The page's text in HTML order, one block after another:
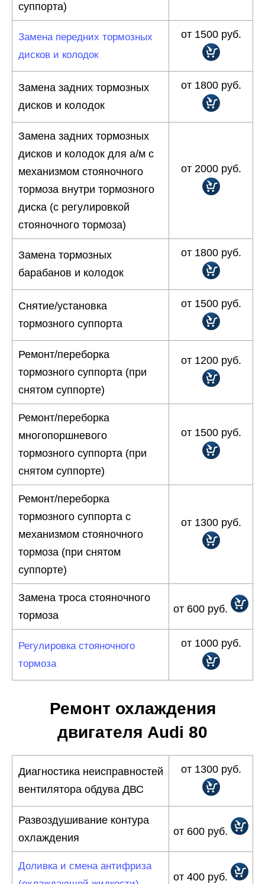
суппорта)
Замена передних тормозных
дисков и колодок
от 1500 руб.
Замена задних тормозных
дисков и колодок
от 1800 руб.
Замена задних тормозных
дисков и колодок для а/м с
механизмом стояночного
тормоза внутри тормозного
диска (с регулировкой
стояночного тормоза)
от 2000 руб.
Замена тормозных
барабанов и колодок
от 1800 руб.
Снятие/установка
тормозного суппорта
от 1500 руб.
Ремонт/переборка
тормозного суппорта (при
снятом суппорте)
от 1200 руб.
Ремонт/переборка
многопоршневого
тормозного суппорта (при
снятом суппорте)
от 1500 руб.
Ремонт/переборка
тормозного суппорта с
механизмом стояночного
тормоза (при снятом
суппорте)
от 1300 руб.
Замена троса стояночного
тормоза
от 600 руб.
Регулировка стояночного
тормоза
от 1000 руб.
Ремонт охлаждения
двигателя Audi 80
Диагностика неисправностей
вентилятора обдува ДВС
от 1300 руб.
Развоздушивание контура
охлаждения
от 600 руб.
Доливка и смена антифриза
от 400 руб.